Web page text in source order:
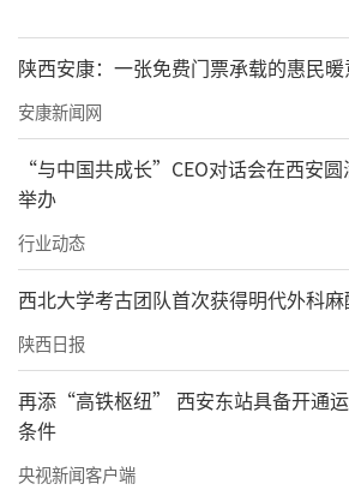
陕西安康：一张免费门票承载的惠民暖
安康新闻网
“与中国共成长”CEO对话会在西安圆
举办
行业动态
西北大学考古团队首次获得明代外科
陕西日报
再添“高铁枢纽” 西安东站具备开通
条件
央视新闻客户端